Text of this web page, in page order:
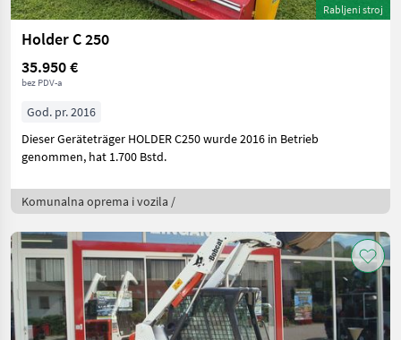
Rabljeni stroj
Holder C 250
35.950 €
bez PDV-a
God. pr. 2016
Dieser Geräteträger HOLDER C250 wurde 2016 in Betrieb
genommen, hat 1.700 Bstd.
Komunalna oprema i vozila /